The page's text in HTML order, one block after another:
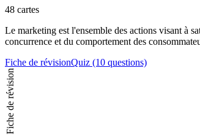
48 cartes
Le marketing est l'ensemble des actions visant à
concurrence et du comportement des
Fiche de révisionQuiz (10 questions)
Fiche de révision